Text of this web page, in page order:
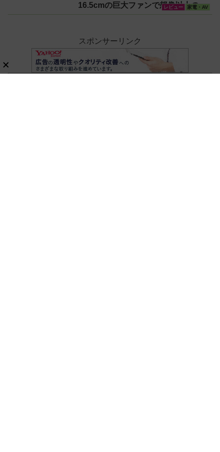
16.5cmの巨大ファンで想像以上の涼
しさを体感
レビュー 家電・AV
スポンサーリンク